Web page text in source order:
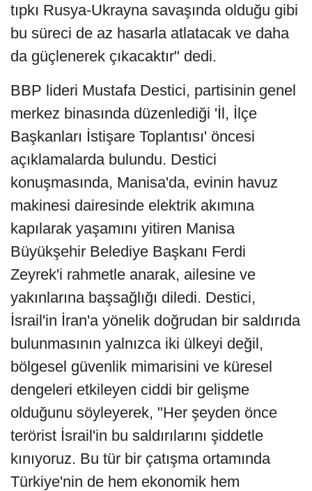
tıpkı Rusya-Ukrayna savaşında olduğu gibi
bu süreci de az hasarla atlatacak ve daha
da güçlenerek çıkacaktır" dedi.
BBP lideri Mustafa Destici, partisinin genel
merkez binasında düzenlediği 'İl, İlçe
Başkanları İstişare Toplantısı' öncesi
açıklamalarda bulundu. Destici
konuşmasında, Manisa'da, evinin havuz
makinesi dairesinde elektrik akımına
kapılarak yaşamını yitiren Manisa
Büyükşehir Belediye Başkanı Ferdi
Zeyrek'i rahmetle anarak, ailesine ve
yakınlarına başsağlığı diledi. Destici,
İsrail'in İran'a yönelik doğrudan bir saldırıda
bulunmasının yalnızca iki ülkeyi değil,
bölgesel güvenlik mimarisini ve küresel
dengeleri etkileyen ciddi bir gelişme
olduğunu söyleyerek, "Her şeyden önce
terörist İsrail'in bu saldırılarını şiddetle
kınıyoruz. Bu tür bir çatışma ortamında
Türkiye'nin de hem ekonomik hem